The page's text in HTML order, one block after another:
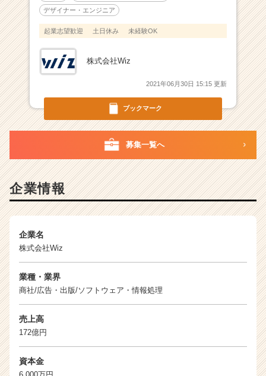
業
か
ら
カ
く
就
活
キ
e
e
ブックマーク
デザイナー・エンジニア
起業志望歓迎 土日休み 未経験OK
株式会社Wiz
2021年06月30日 15:15 更新
募集一覧へ
企業情報
企業名
株式会社Wiz
業種・業界
商社/広告・出版/ソフトウェア・情報処理
売上高
172億円
資本金